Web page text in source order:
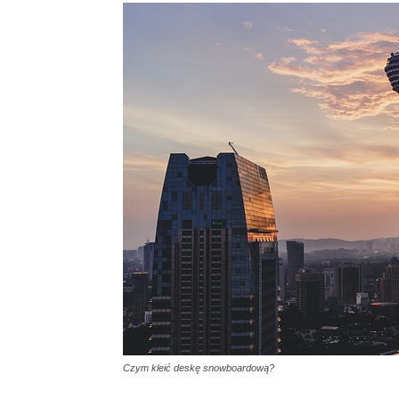
Czym kleić deskę snowboardową?